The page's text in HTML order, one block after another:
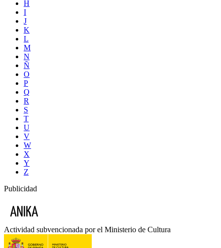
H
I
J
K
L
M
N
Ñ
O
P
Q
R
S
T
U
V
W
X
Y
Z
Publicidad
Actividad subvencionada por el Ministerio de Cultura